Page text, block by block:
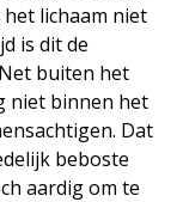
lichaam niet
is dit de
buiten het
niet binnen het
Dat
beboste
aardig om te